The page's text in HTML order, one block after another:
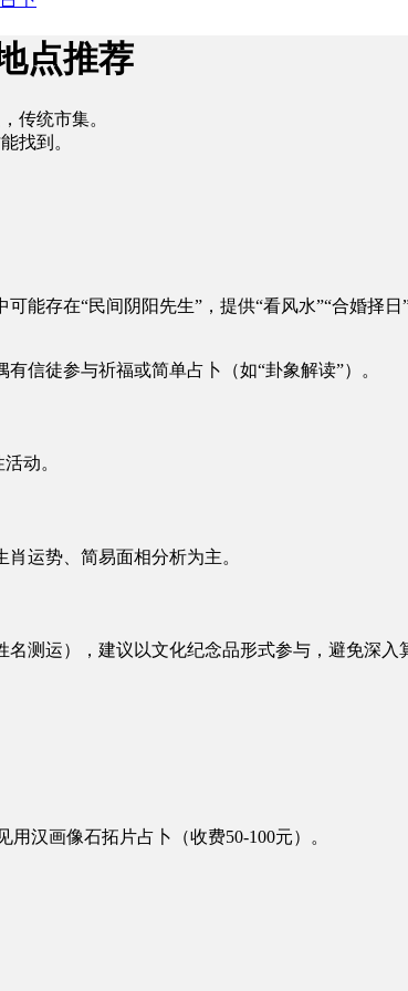
点推荐
传统市集。
找到。
能存在“民间阴阳先生”，提供“看风水”“合婚择
信徒参与祈福或简单占卜（如“卦象解读”）。
动。
运势、简易面相分析为主。
测运），建议以文化纪念品形式参与，避免深入
汉画像石拓片占卜（收费50-100元）。